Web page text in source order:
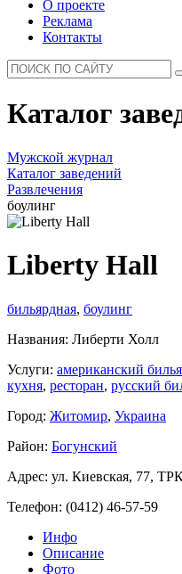
О проекте
Реклама
Контакты
Каталог
Мужской журнал
Каталог заведений
Развлечения
боулинг
Liberty Hall
бильярдная, боулинг
Названия: Либерти Холл
Услуги: американский
кухня, ресторан, русский
Город: Житомир, Украина
Район: Богунский
Адрес: ул. Киевская, 77,
Телефон: (0412) 46-57-59
Инфо
Описание
Фото